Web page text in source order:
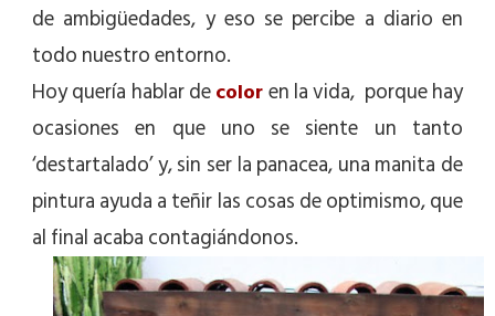
de ambigüedades, y eso se percibe a diario en
todo nuestro entorno.
Hoy quería hablar decoloren la vida, porque hay
ocasiones en que uno se siente un tanto
‘destartalado’ y, sin ser la panacea, una manita de
pintura ayuda a teñir las cosas de optimismo, que
al final acaba contagiándonos.